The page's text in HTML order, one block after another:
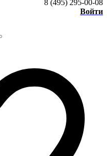
8 (495) 295-00-08
Войти